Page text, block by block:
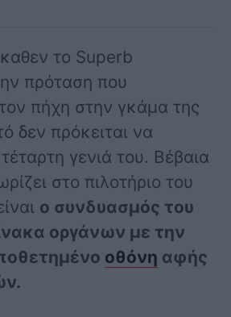
το Superb
πρόταση που
πήχη στην γκάμα της
δεν πρόκειται να
γενιά του. Βέβαια
στο πιλοτήριο του
ο συνδυασμός του
οργάνων με την
οθόνη αφής